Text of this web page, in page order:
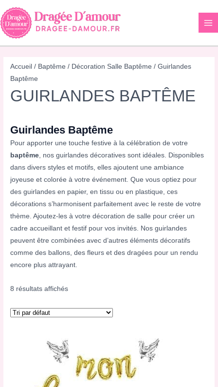
Aller
au
contenu
Accueil / Baptême / Décoration Salle Baptême / Guirlandes
Baptême
GUIRLANDES BAPTÊME
Guirlandes Baptême
Pour apporter une touche festive à la célébration de votre
baptême, nos guirlandes décoratives sont idéales. Disponibles
dans divers styles et motifs, elles ajoutent une ambiance
joyeuse et colorée à votre événement. Que vous optiez pour
des guirlandes en papier, en tissu ou en plastique, ces
décorations s’harmonisent parfaitement avec le reste de votre
thème. Ajoutez-les à votre décoration de salle pour créer un
cadre accueillant et festif pour vos invités. Nos guirlandes
peuvent être combinées avec d’autres éléments décoratifs
comme des ballons, des fleurs et des dragées pour un rendu
encore plus attrayant.
8 résultats affichés